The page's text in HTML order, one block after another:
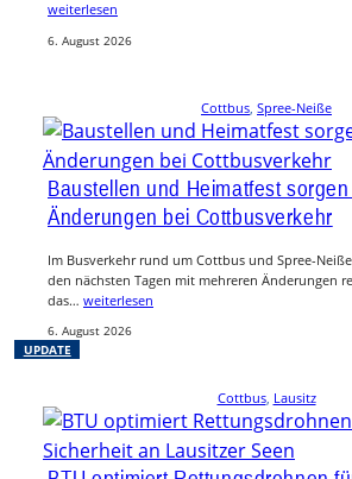
weiterlesen
6. August 2026
Cottbus Spree-Neiße
UPDATE
Baustellen und Heimatfest
Änderungen bei Cottbusverkehr
Im Busverkehr rund um Cottbus und Spree-
den nächsten Tagen mit mehreren Änderungen
das… weiterlesen
6. August 2026
Cottbus, Lausitz